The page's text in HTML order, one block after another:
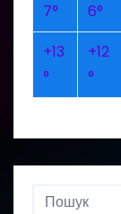
7°
6°
+13
°
+12
°